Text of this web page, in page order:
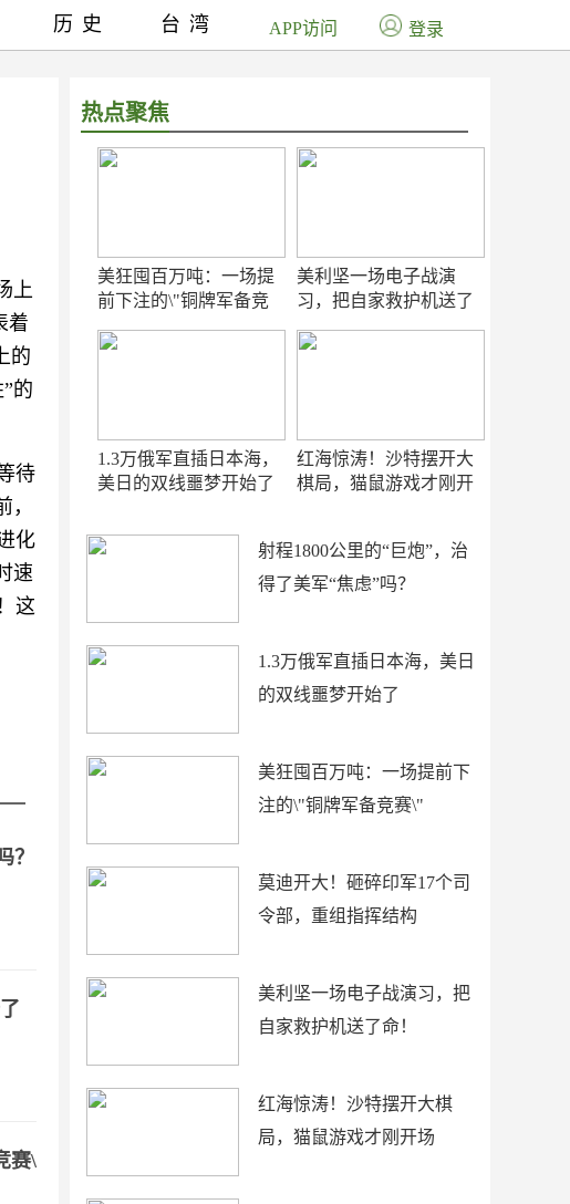
上
着
的
的
待
化
速
这
热点聚焦
美狂囤百万吨：一场提
前下注的\"铜牌军备竞
美利坚一场电子战演
习，把自家救护机送了
1.3万俄军直插日本海，
美日的双线噩梦开始了
红海惊涛！沙特摆开大
棋局，猫鼠游戏才刚开
射程1800公里的“巨炮”，治
得了美军“焦虑”吗？
1.3万俄军直插日本海，美日
的双线噩梦开始了
美狂囤百万吨：一场提前下
注的\"铜牌军备竞赛\"
莫迪开大！砸碎印军17个司
令部，重组指挥结构
美利坚一场电子战演习，把
自家救护机送了命！
红海惊涛！沙特摆开大棋
局，猫鼠游戏才刚开场
历史 台湾 APP访问 登录
？
赛\"